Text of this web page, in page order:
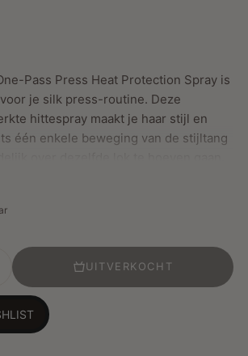
Pass Press Heat Protection Spray is
je silk press-routine. Deze
hittespray maakt je haar stijl en
één enkele beweging van de stijltang
schade, maximaal resultaat.
ingrediënten zoals aloë,
versterken ze de haarvezel, sluiten
en blokkeren vocht voor een gladde,
die blijft. Zelfs grovere haartypes
glad met één enkele pass –
plekken meer.
UITVERKOCHT